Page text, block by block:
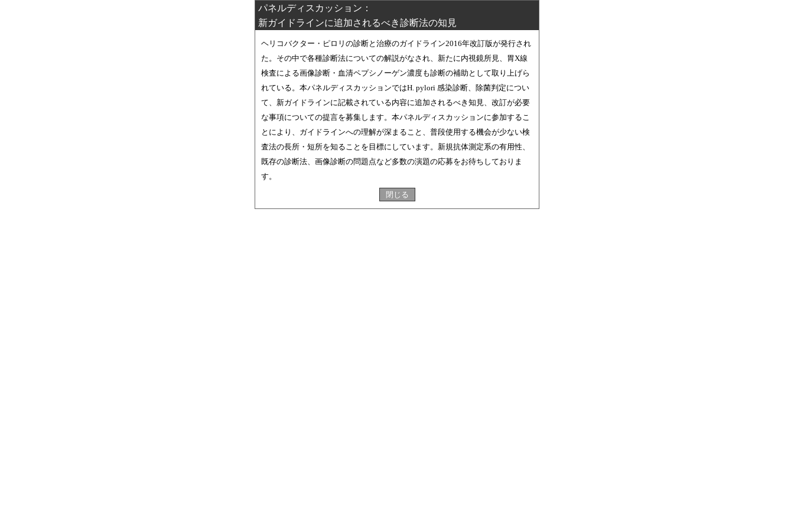
パネルディスカッション：
新ガイドラインに追加されるべき診断法の知見
ヘリコバクター・ピロリの診断と治療のガイドライン2016年改訂版が発行され
た。その中で各種診断法についての解説がなされ、新たに内視鏡所見、胃X線
検査による画像診断・血清ペプシノーゲン濃度も診断の補助として取り上げら
れている。本パネルディスカッションではH. pylori 感染診断、除菌判定につい
て、新ガイドラインに記載されている内容に追加されるべき知見、改訂が必要
な事項についての提言を募集します。本パネルディスカッションに参加するこ
とにより、ガイドラインへの理解が深まること、普段使用する機会が少ない検
査法の長所・短所を知ることを目標にしています。新規抗体測定系の有用性、
既存の診断法、画像診断の問題点など多数の演題の応募をお待ちしておりま
す。
閉じる